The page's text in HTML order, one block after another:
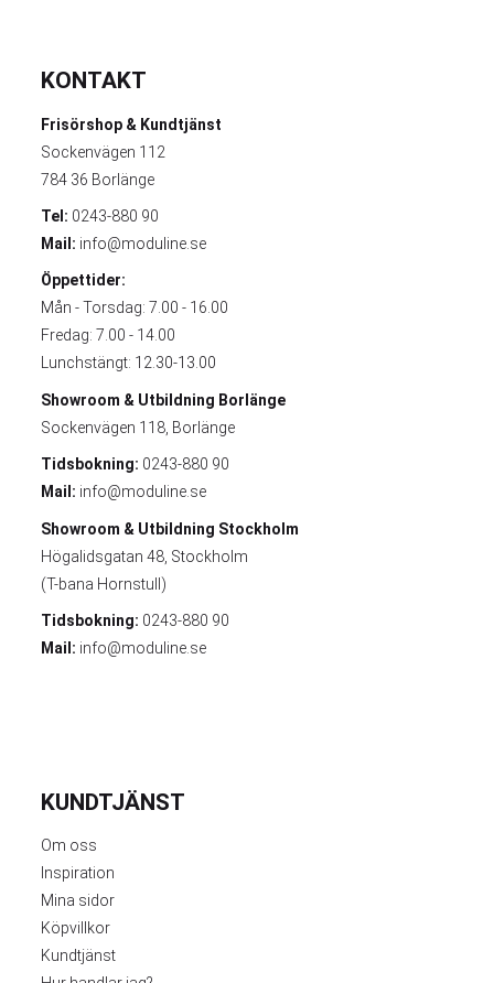
KONTAKT
Frisörshop & Kundtjänst
Sockenvägen 112
784 36 Borlänge
Tel: 0243-880 90
Mail: info@moduline.se
Öppettider:
Mån - Torsdag: 7.00 - 16.00
Fredag: 7.00 - 14.00
Lunchstängt: 12.30-13.00
Showroom & Utbildning Borlänge
Sockenvägen 118, Borlänge
Tidsbokning: 0243-880 90
Mail: info@moduline.se
Showroom & Utbildning Stockholm
Högalidsgatan 48, Stockholm
(T-bana Hornstull)
Tidsbokning: 0243-880 90
Mail: info@moduline.se
KUNDTJÄNST
Om oss
Inspiration
Mina sidor
Köpvillkor
Kundtjänst